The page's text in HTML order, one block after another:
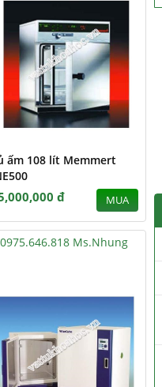
ấm 108 lít Memmert
đ MUA
0975.646.818 Ms.Nhung